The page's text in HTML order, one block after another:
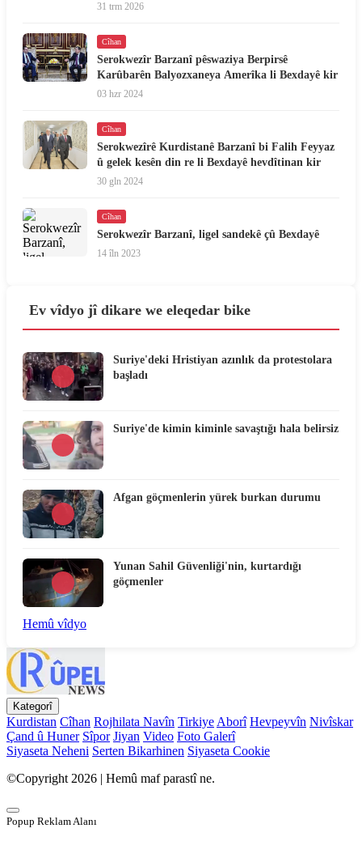
31 trm 2026
Cîhan
Serokwezîr Barzanî pêswaziya Berpirsê
Karûbarên Balyozxaneya Amerîka li Bexdayê kir
03 hzr 2024
Cîhan
Serokwezîrê Kurdistanê Barzanî bi Falih Feyyaz
û gelek kesên din re li Bexdayê hevdîtinan kir
30 gln 2024
Cîhan
Serokwezîr Barzanî, ligel sandekê çû Bexdayê
14 îln 2023
Ev vîdyo jî dikare we eleqedar bike
Suriye'deki Hristiyan azınlık da protestolara
başladı
Suriye'de kimin kiminle savaştığı hala belirsiz
Afgan göçmenlerin yürek burkan durumu
Yunan Sahil Güvenliği'nin, kurtardığı
göçmenler
Hemû vîdyo
Kategorî
Kurdistan Cîhan Rojhilata Navîn TirkiyeAborî Hevpeyvîn Nivîskar
Çand û Huner Sîpor Jiyan Video Foto Galerî
Siyaseta Neheni Serten Bikarhinen Siyaseta Cookie
©Copyright 2026 | Hemû maf parastî ne.
Popup Reklam Alanı